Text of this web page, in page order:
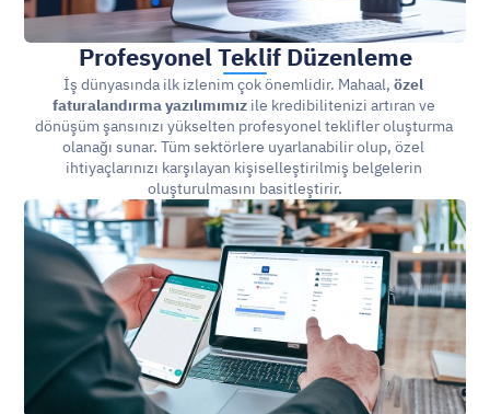
Profesyonel Teklif Düzenleme
İş dünyasında ilk izlenim çok önemlidir. Mahaal, özel
faturalandırma yazılımımız ile kredibilitenizi artıran ve
dönüşüm şansınızı yükselten profesyonel teklifler oluşturma
olanağı sunar. Tüm sektörlere uyarlanabilir olup, özel
ihtiyaçlarınızı karşılayan kişiselleştirilmiş belgelerin
oluşturulmasını basitleştirir.